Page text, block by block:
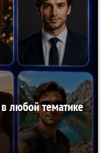
любой тематике